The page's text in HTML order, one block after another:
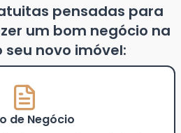
pensadas para
um bom negócio na
novo imóvel:
de Negócio